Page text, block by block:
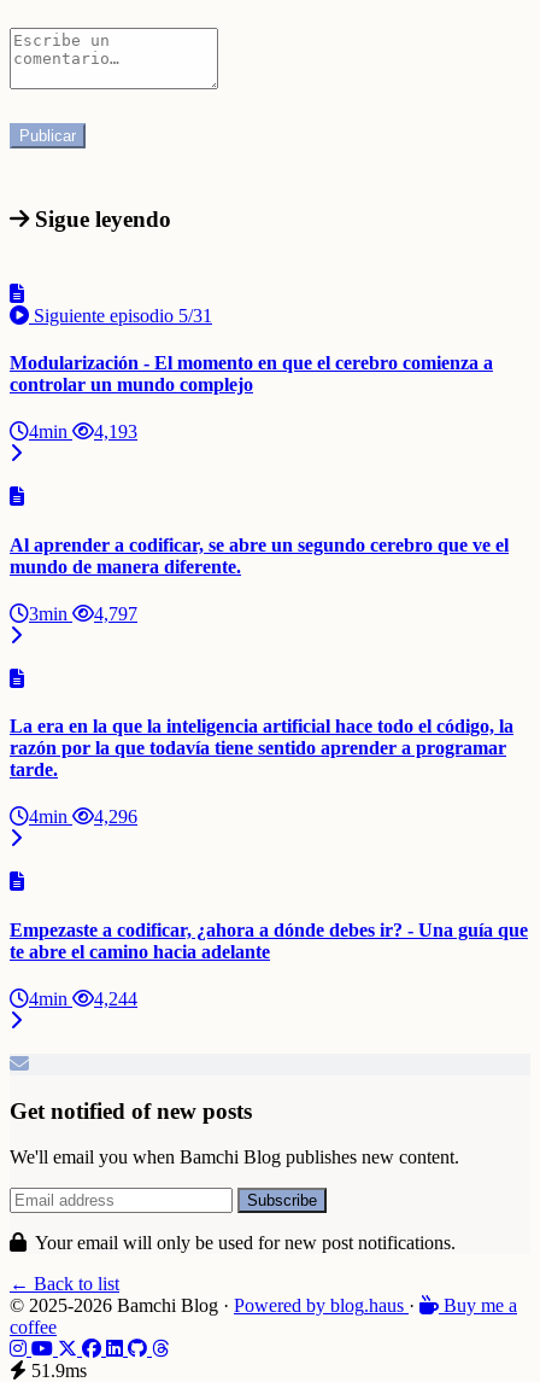
Sigue leyendo
Siguiente episodio 5/31
Modularización - El momento en que el cerebro comienza a
controlar un mundo complejo
4min 4,193
Al aprender a codificar, se abre un segundo cerebro que ve el
mundo de manera diferente.
3min 4,797
La era en la que la inteligencia artificial hace todo el código, la
razón por la que todavía tiene sentido aprender a programar
tarde.
4min 4,296
Empezaste a codificar, ¿ahora a dónde debes ir? - Una guía que
te abre el camino hacia adelante
4min 4,244
Get notified of new posts
We'll email you when Bamchi Blog publishes new content.
Your email will only be used for new post notifications.
← Back to list
© 2025-2026 Bamchi Blog · Powered by blog.haus ·
Buy me a
coffee
51.9ms